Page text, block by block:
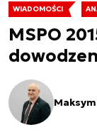
WIADOMOŚCI
MSPO